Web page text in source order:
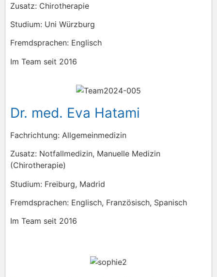
Zusatz: Chirotherapie
Studium: Uni Würzburg
Fremdsprachen: Englisch
Im Team seit 2016
Dr. med. Eva Hatami
Fachrichtung: Allgemeinmedizin
Zusatz: Notfallmedizin, Manuelle Medizin
(Chirotherapie)
Studium: Freiburg, Madrid
Fremdsprachen: Englisch, Französisch, Spanisch
Im Team seit 2016